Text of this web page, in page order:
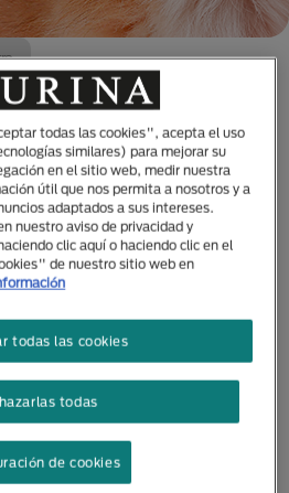
celebrar
de
ayudar a empezar a
depende sumarle lo que a él
mejor amigo, conoce a la
su cumpleaños?
es una de las más
porque es un gran pretexto
todas las cookies", acepta el uso
similares) para mejorar su
en el sitio web, medir nuestra
útil que nos permita a nosotros y a
adaptados a sus intereses.
nuestro aviso de privacidad y
clic aquí o haciendo clic en el
de nuestro sitio web en
todas
todas las cookies
de cookies